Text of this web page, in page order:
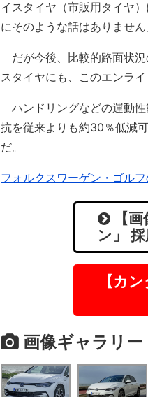
イスタイヤ（市販用タイヤ
にそのような話はありません
だが今後、比較的路面状況
スタイヤにも、このエンラ
ハンドリングなどの運動
抗を従来よりも約30％低減
だ。
フォルクスワーゲン・ゴル
【
ン」
【カ
画像ギャラリー